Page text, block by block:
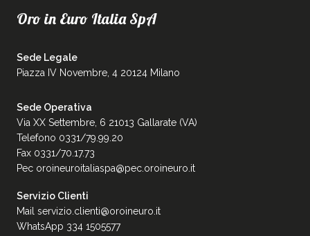
Oro in Euro Italia SpA
Sede Legale
Piazza IV Novembre, 4 20124 Milano
Sede Operativa
Via XX Settembre, 6 21013 Gallarate (VA)
Telefono 0331/79.99.20
Fax 0331/70.17.73
Pec oroineuroitaliaspa@pec.oroineuro.it
Servizio Clienti
Mail servizio.clienti@oroineuro.it
WhatsApp 334 1505577